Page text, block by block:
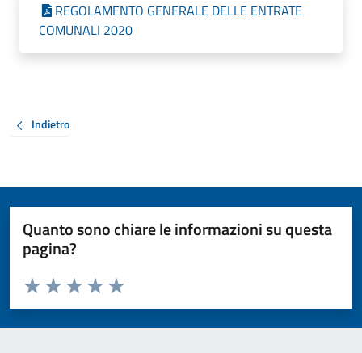
REGOLAMENTO GENERALE DELLE ENTRATE
COMUNALI 2020
Indietro
Quanto sono chiare le informazioni su questa
pagina?
Valuta da 1 a 5 stelle la pagina
Valuta 5 stelle su 5
Valuta 4 stelle su 5
Valuta 3 stelle su 5
Valuta 2 stelle su 5
Valuta 1 stelle su 5